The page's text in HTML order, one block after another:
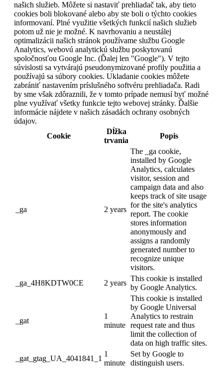
našich služieb. Môžete si nastaviť prehliadač tak, aby tieto
cookies boli blokované alebo aby ste boli o týchto cookies
informovaní. Plné využitie všetkých funkcií našich služieb
potom už nie je možné. K navrhovaniu a neustálej
optimalizácii našich stránok používame službu Google
Analytics, webovú analytickú službu poskytovanú
spoločnosťou Google Inc. (Ďalej len "Google"). V tejto
súvislosti sa vytvárajú pseudonymizované profily použitia a
používajú sa súbory cookies. Ukladanie cookies môžete
zabrániť nastavením príslušného softvéru prehliadača. Radi
by sme však zdôraznili, že v tomto prípade nemusí byť možné
plne využívať všetky funkcie tejto webovej stránky. Ďalšie
informácie nájdete v našich zásadách ochrany osobných
údajov.
Cookie
Dĺžka
trvania
Popis
_ga 2 years
The _ga cookie,
installed by Google
Analytics, calculates
visitor, session and
campaign data and also
keeps track of site usage
for the site's analytics
report. The cookie
stores information
anonymously and
assigns a randomly
generated number to
recognize unique
visitors.
_ga_4H8KDTW0CE
2 years
This cookie is installed
by Google Analytics.
_gat
1
minute
This cookie is installed
by Google Universal
Analytics to restrain
request rate and thus
limit the collection of
data on high traffic sites.
_gat_gtag_UA_4041841_1
1
minute
Set by Google to
distinguish users.